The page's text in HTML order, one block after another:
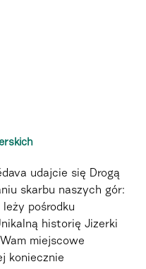
udajcie się Drogą
skarbu naszych gór:
pośrodku
historię Jizerki
miejscowe
koniecznie